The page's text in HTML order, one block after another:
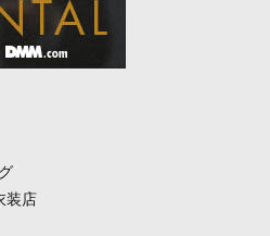
装店